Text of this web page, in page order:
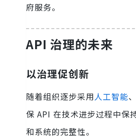
府服务。
API 治理的未来
以治理促创新
随着组织逐步采用人工智能、
保 API 在技术进步过程中保
和系统的完整性。